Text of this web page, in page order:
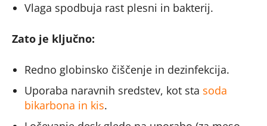
Vlaga spodbuja rast plesni in bakterij.
Zato je ključno:
Redno globinsko čiščenje in dezinfekcija.
Uporaba naravnih sredstev, kot sta soda
bikarbona in kis.